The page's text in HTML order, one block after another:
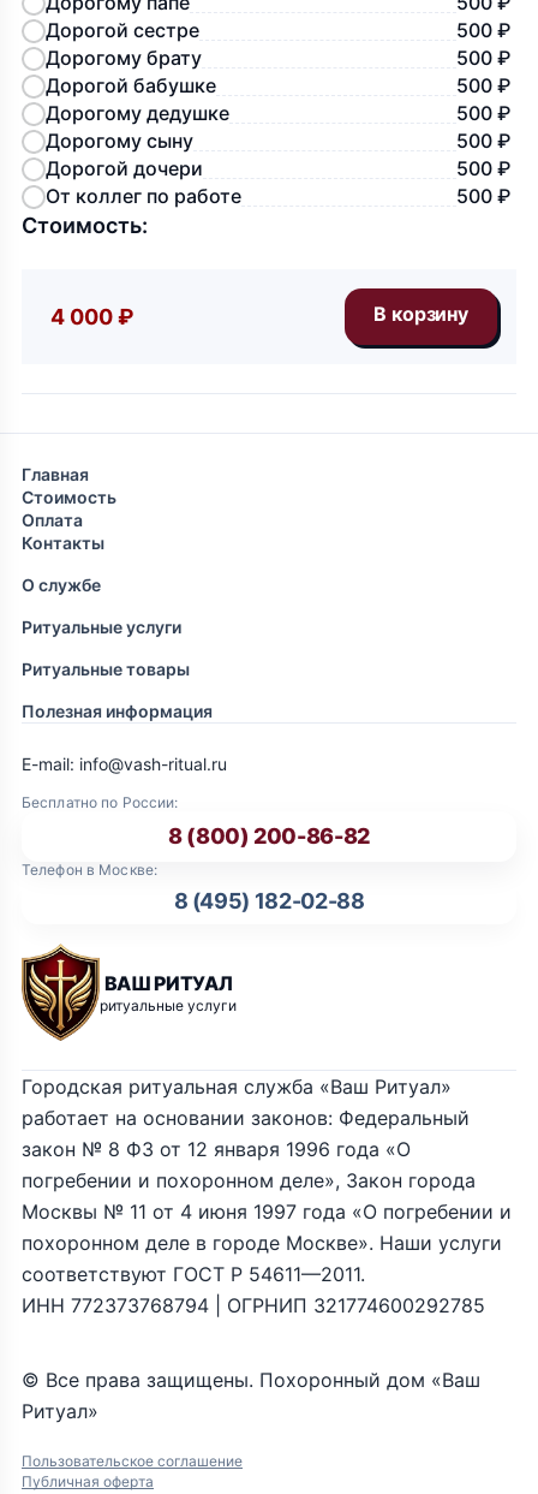
Дорогой сестре
500 ₽
Дорогому брату
500 ₽
Дорогой бабушке
500 ₽
Дорогому дедушке
500 ₽
Дорогому сыну
500 ₽
Дорогой дочери
500 ₽
От коллег по работе
500 ₽
Стоимость:
4 000 ₽
Главная
Стоимость
Оплата
Контакты
О службе
Ритуальные услуги
Ритуальные товары
Полезная информация
ВАШ РИТУАЛ
ритуальные услуги
Бесплатно по России:
8 (800) 200-86-82
Телефон в Москве:
8 (495) 182-02-88
E-mail: info@vash-ritual.ru
© Все права защищены. Похоронный дом «Ваш
Ритуал»
Пользовательское соглашение
Публичная оферта
Городская ритуальная служба «Ваш Ритуал»
работает на основании законов: Федеральный
закон № 8 ФЗ от 12 января 1996 года «О
погребении и похоронном деле», Закон города
Москвы № 11 от 4 июня 1997 года «О погребении и
похоронном деле в городе Москве». Наши услуги
соответствуют ГОСТ Р 54611—2011.
ИНН 772373768794 | ОГРНИП 321774600292785